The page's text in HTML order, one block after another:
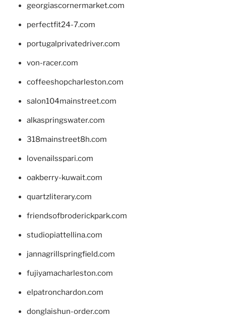
georgiascornermarket.com
perfectfit24-7.com
portugalprivatedriver.com
von-racer.com
coffeeshopcharleston.com
salon104mainstreet.com
alkaspringswater.com
318mainstreet8h.com
lovenailsspari.com
oakberry-kuwait.com
quartzliterary.com
friendsofbroderickpark.com
studiopiattellina.com
jannagrillspringfield.com
fujiyamacharleston.com
elpatronchardon.com
donglaishun-order.com